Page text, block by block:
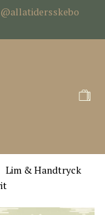
Lim & Handtryck